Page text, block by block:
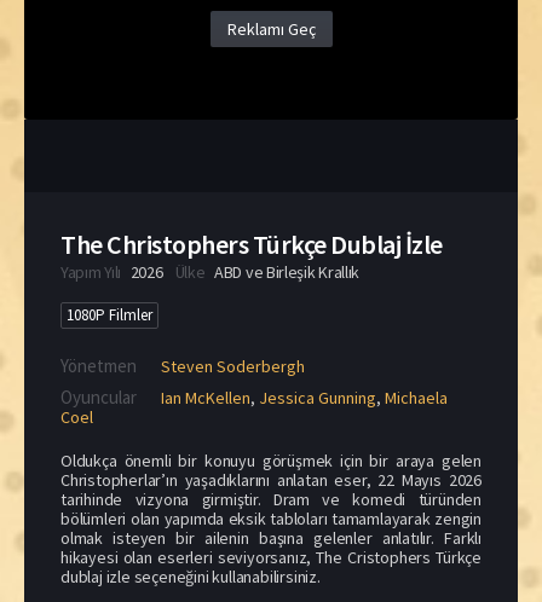
Reklamı Geç
The Christophers Türkçe Dublaj İzle
Yapım Yılı 2026 Ülke ABD ve Birleşik Krallık
1080P Filmler
Yönetmen Steven Soderbergh
Oyuncular Ian McKellen, Jessica Gunning, Michaela
Coel
Oldukça önemli bir konuyu görüşmek için bir araya gelen
Christopherlar’ın yaşadıklarını anlatan eser, 22 Mayıs 2026
tarihinde vizyona girmiştir. Dram ve komedi türünden
bölümleri olan yapımda eksik tabloları tamamlayarak zengin
olmak isteyen bir ailenin başına gelenler anlatılır. Farklı
hikayesi olan eserleri seviyorsanız, The Cristophers Türkçe
dublaj izle seçeneğini kullanabilirsiniz.